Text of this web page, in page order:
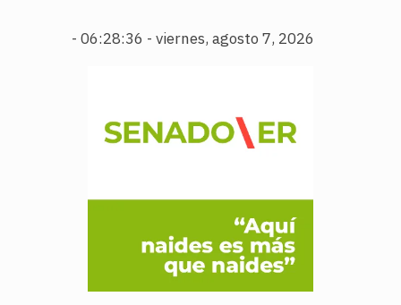
- 06:28:37 - viernes, agosto 7, 2026